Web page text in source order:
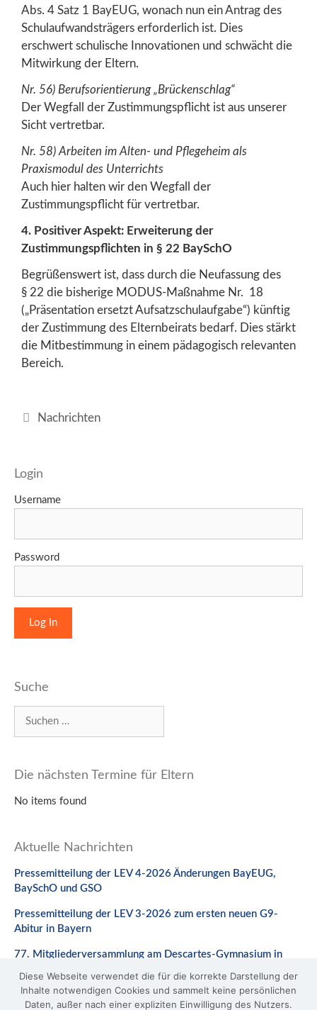
Abs. 4 Satz 1 BayEUG, wonach nun ein Antrag des
Schulaufwandsträgers erforderlich ist. Dies
erschwert schulische Innovationen und schwächt die
Mitwirkung der Eltern.
Nr. 56) Berufsorientierung „Brückenschlag“
Der Wegfall der Zustimmungspflicht ist aus unserer
Sicht vertretbar.
Nr. 58) Arbeiten im Alten- und Pflegeheim als
Praxismodul des Unterrichts
Auch hier halten wir den Wegfall der
Zustimmungspflicht für vertretbar.
4. Positiver Aspekt: Erweiterung der
Zustimmungspflichten in § 22 BaySchO
Begrüßenswert ist, dass durch die Neufassung des
§ 22 die bisherige MODUS-Maßnahme Nr. 18
(„Präsentation ersetzt Aufsatzschulaufgabe“) künftig
der Zustimmung des Elternbeirats bedarf. Dies stärkt
die Mitbestimmung in einem pädagogisch relevanten
Bereich.
Kategorien
Nachrichten
Login
Username
Password
Suche
Die nächsten Termine für Eltern
No items found
Aktuelle Nachrichten
Pressemitteilung der LEV 4-2026 Änderungen BayEUG,
BaySchO und GSO
Pressemitteilung der LEV 3-2026 zum ersten neuen G9-
Abitur in Bayern
77. Mitgliederversammlung am Descartes-Gymnasium in
Pressemitteilung der LEV 2-2026 zur Weiterentwicklung der
Diese Webseite verwendet die für die korrekte Darstellung der
Inhalte notwendigen Cookies und sammelt keine persönlichen
Daten, außer nach einer expliziten Einwilligung des Nutzers.